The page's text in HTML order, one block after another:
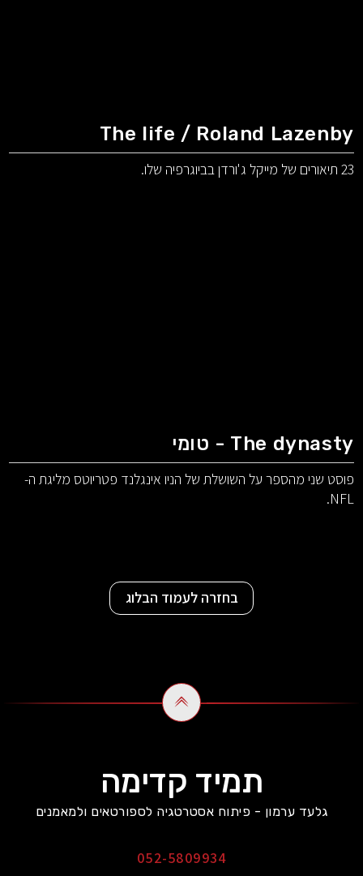
The life / Roland Lazenby
23 תיאורים של מייקל ג'ורדן בביוגרפיה שלו.
The dynasty - טומי
פוסט שני מהספר על השושלת של הניו אינגלנד פטריוטס מליגת ה-
NFL.
בחזרה לעמוד הבלוג
תמיד קדימה
גלעד ערמון - פיתוח אסטרטגיה לספורטאים ולמאמנים
052-5809934